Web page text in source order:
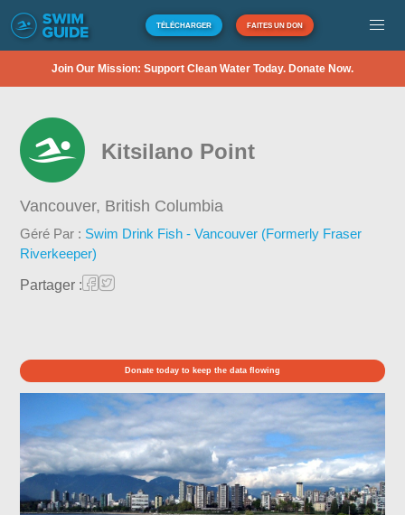
TÉLÉCHARGER FAITES UN DON
Join Our Mission: Support Clean Water Today. Donate Now.
Kitsilano Point
Vancouver, British Columbia
Géré Par : Swim Drink Fish - Vancouver (Formerly Fraser
Riverkeeper)
Partager :
Donate today to keep the data flowing